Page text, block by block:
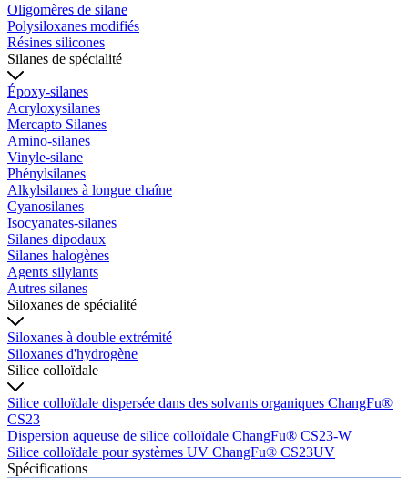
Oligomères de silane
Polysiloxanes modifiés
Résines silicones
Silanes de spécialité
Époxy-silanes
Acryloxysilanes
Mercapto Silanes
Amino-silanes
Vinyle-silane
Phénylsilanes
Alkylsilanes à longue chaîne
Cyanosilanes
Isocyanates-silanes
Silanes dipodaux
Silanes halogènes
Agents silylants
Autres silanes
Siloxanes de spécialité
Siloxanes à double extrémité
Siloxanes d'hydrogène
Silice colloïdale
Silice colloïdale dispersée dans des solvants organiques ChangFu®
CS23
Dispersion aqueuse de silice colloïdale ChangFu® CS23-W
Silice colloïdale pour systèmes UV ChangFu® CS23UV
Spécifications